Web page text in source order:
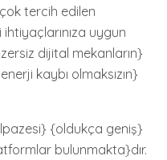
tercih edilen
uygun
dijital mekanların}
kaybı olmaksızın}
{oldukça geniş}
bulunmakta}dır.